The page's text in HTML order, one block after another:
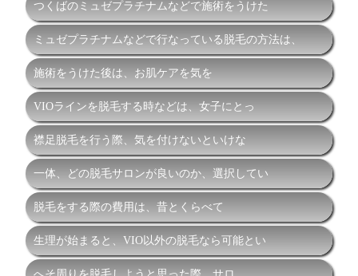
つくばのミュゼプラチナムなどで施術をうけた
ミュゼプラチナムなどで行なっている脱毛の方法は、
施術をうけた後は、お肌ケアを気を
VIOラインを脱毛する時などは、女子にとっ
襟足脱毛を行う際、気を付けないといけな
一体、どの脱毛サロンが良いのか、選択してい
脱毛をする際の費用は、昔とくらべて
生理が始まると、VIO以外の脱毛なら可能とい